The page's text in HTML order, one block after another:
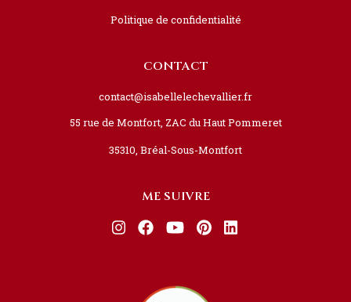
Politique de confidentialité
CONTACT
contact@isabellelechevallier.fr
55 rue de Montfort, ZAC du Haut Pommeret
35310, Bréal-Sous-Montfort
ME SUIVRE